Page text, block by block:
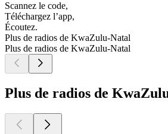
Scannez le code,
Téléchargez l’app,
Écoutez.
Plus de radios de KwaZulu-Natal
Plus de radios de KwaZulu-Natal
Plus de radios de